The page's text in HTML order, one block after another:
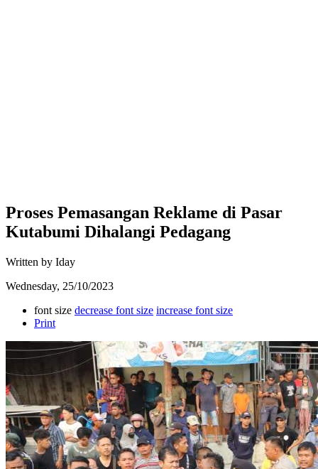
Proses Pemasangan Reklame di Pasar
Kutabumi Dihalangi Pedagang
Written by Iday
Wednesday, 25/10/2023
font size decrease font size increase font size
Print